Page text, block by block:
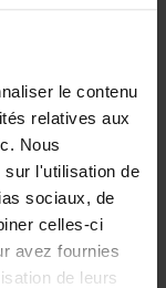
le contenu
relatives aux
Nous
sur l'utilisation de
sociaux, de
celles-ci
avez fournies
de leurs
Building
Feyter
Carolien Boom
200